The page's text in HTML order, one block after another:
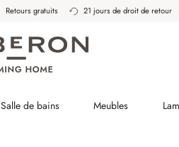
Retours gratuits 21 jours de droit de retour
Salle de bains Meubles